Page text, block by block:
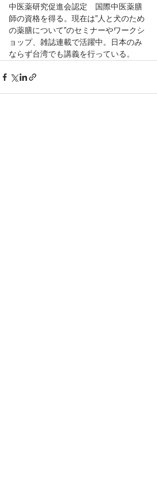
中医薬研究促進会認定　国際中医薬膳
師の資格を得る。現在は”人と犬のため
の薬膳について”のセミナーやワークシ
ョップ、雑誌連載で活躍中。日本のみ
ならず台湾でも講義を行っている。